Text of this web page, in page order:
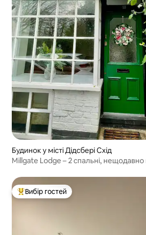
Будинок у місті Дідсбері Схід
Millgate Lodge – 2 спальні, нещодавно
Топ вибір гостей
Вибір гостей